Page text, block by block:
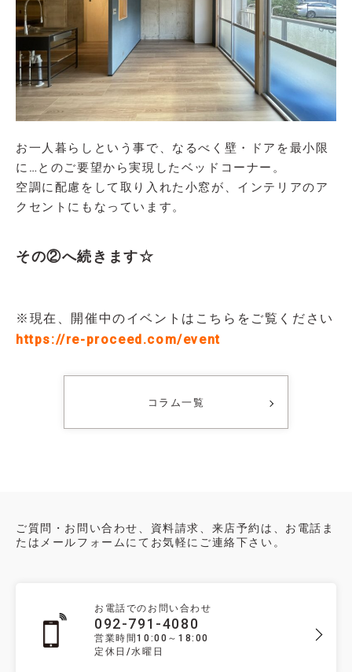
お一人暮らしという事で、なるべく壁・ドアを最小限
に…とのご要望から実現したベッドコーナー。
空調に配慮をして取り入れた小窓が、インテリアのア
クセントにもなっています。
その②へ続きます☆
※現在、開催中のイベントはこちらをご覧ください
https://re-proceed.com/event
コラム一覧
ご質問・お問い合わせ、資料請求、来店予約は、お電話ま
たはメールフォームにてお気軽にご連絡下さい。
お電話でのお問い合わせ
092-791-4080
営業時間10:00～18:00
定休日/水曜日